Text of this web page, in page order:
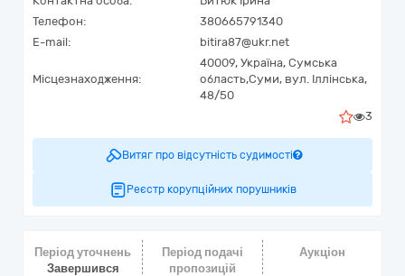
Телефон:
380665791340
E-mail:
bitira87@ukr.net
Місцезнаходження:
40009, Україна, Сумська
область,Суми, вул. Іллінська,
48/50
3
Витяг про відсутність судимості
Реєстр корупційних порушників
Період уточнень
Завершився
Період подачі
пропозицій
Аукціон